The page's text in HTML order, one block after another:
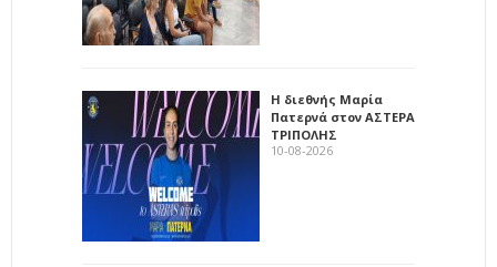
Η διεθνής Μαρία
Πατερνά στον ΑΣΤΕΡΑ
ΤΡΙΠΟΛΗΣ
10-08-2026